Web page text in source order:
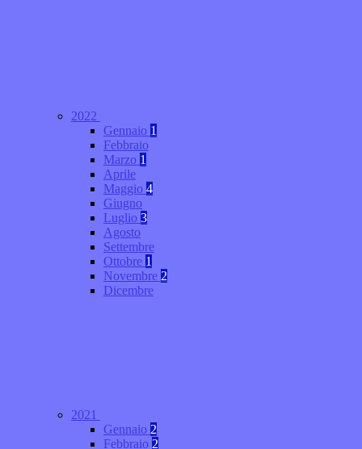
2022
Gennaio 1
Febbraio
Marzo 1
Aprile
Maggio 4
Giugno
Luglio 3
Agosto
Settembre
Ottobre 1
Novembre 2
Dicembre
2021
Gennaio 2
Febbraio 2